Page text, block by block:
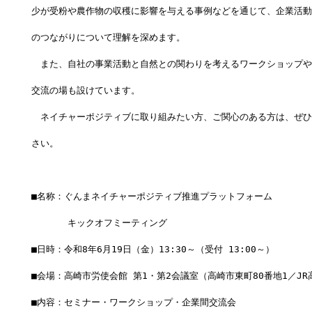
少が受粉や農作物の収穫に影響を与える事例などを通じて、企業活
のつながりについて理解を深めます。
また、自社の事業活動と自然との関わりを考えるワークショップ
交流の場も設けています。
ネイチャーポジティブに取り組みたい方、ご関心のある方は、ぜ
さい。
■名称：ぐんまネイチャーポジティブ推進プラットフォーム
キックオフミーティング
■日時：令和8年6月19日（金）13:30～（受付 13:00～）
■会場：高崎市労使会館 第1・第2会議室（高崎市東町80番地1／JR
■内容：セミナー・ワークショップ・企業間交流会